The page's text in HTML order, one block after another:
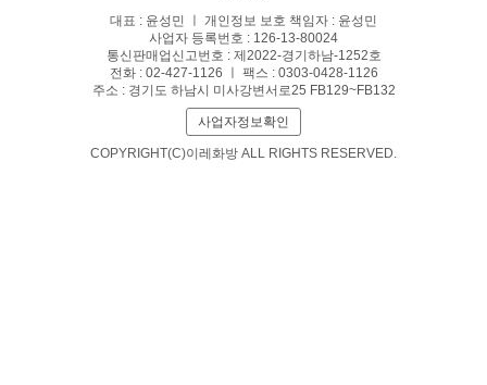
대표 : 윤성민 ㅣ 개인정보 보호 책임자 : 윤성민
사업자 등록번호 : 126-13-80024
통신판매업신고번호 : 제2022-경기하남-1252호
전화 : 02-427-1126 ㅣ 팩스 : 0303-0428-1126
주소 : 경기도 하남시 미사강변서로25 FB129~FB132
사업자정보확인
COPYRIGHT(C)이레화방 ALL RIGHTS RESERVED.